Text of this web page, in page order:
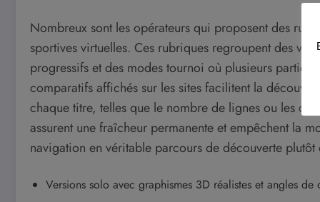
Nombreux sont les opérateurs qui proposent des
sportives virtuelles. Ces rubriques regroupent des
progressifs et des modes tournoi où plusieurs
comparatifs affichés sur les sites facilitent la
chaque titre, telles que le nombre de lignes ou les
assurent une fraîcheur permanente et empêchent la
navigation en véritable parcours de découverte plutôt
Versions solo avec graphismes 3D réalistes et angles de